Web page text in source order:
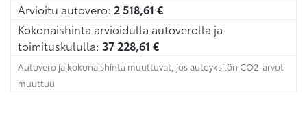
Arvioitu autovero: 2 518,61 €
Kokonaishinta arvioidulla autoverolla ja
toimituskululla: 37 228,61 €
Autovero ja kokonaishinta muuttuvat, jos autoyksilön CO2-arvot
muuttuu